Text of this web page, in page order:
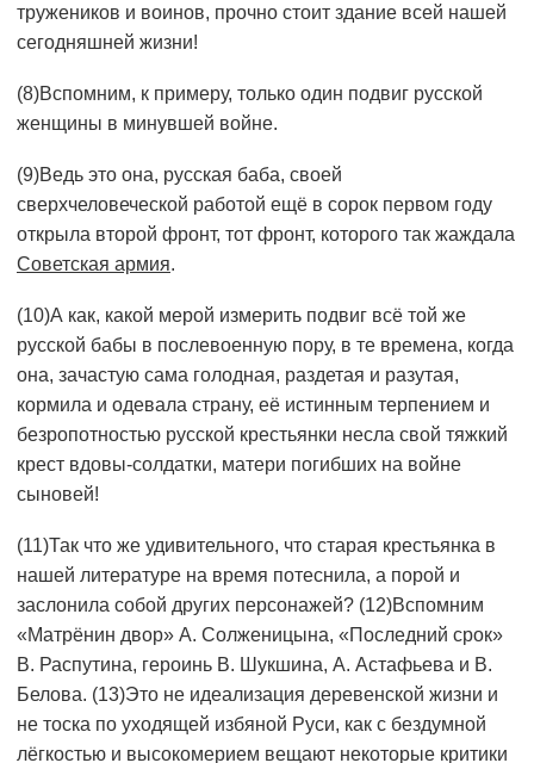
тружеников и воинов, прочно стоит здание всей нашей
сегодняшней жизни!
(8)Вспомним, к примеру, только один подвиг русской
женщины в минувшей войне.
(9)Ведь это она, русская баба, своей
сверхчеловеческой работой ещё в сорок первом году
открыла второй фронт, тот фронт, которого так жаждала
Советская армия.
(10)А как, какой мерой измерить подвиг всё той же
русской бабы в послевоенную пору, в те времена, когда
она, зачастую сама голодная, раздетая и разутая,
кормила и одевала страну, её истинным терпением и
безропотностью русской крестьянки несла свой тяжкий
крест вдовы-солдатки, матери погибших на войне
сыновей!
(11)Так что же удивительного, что старая крестьянка в
нашей литературе на время потеснила, а порой и
заслонила собой других персонажей? (12)Вспомним
«Матрёнин двор» А. Солженицына, «Последний срок»
В. Распутина, героинь В. Шукшина, А. Астафьева и В.
Белова. (13)Это не идеализация деревенской жизни и
не тоска по уходящей избяной Руси, как с бездумной
лёгкостью и высокомерием вещают некоторые критики